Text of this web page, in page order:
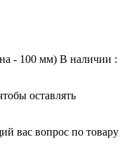
- 100 мм) В наличии :
оставлять
вас вопрос по товару